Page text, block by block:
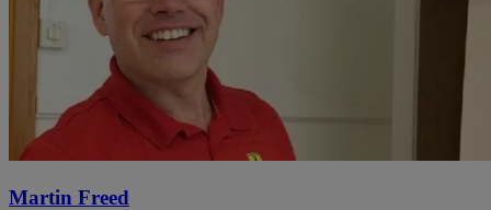
Martin Freed